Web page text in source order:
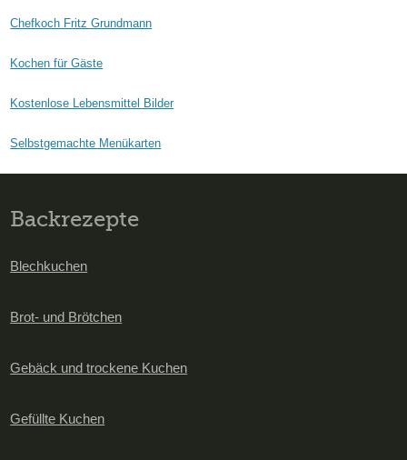
Chefkoch Fritz Grundmann
Kochen für Gäste
Kostenlose Lebensmittel Bilder
Selbstgemachte Menükarten
Backrezepte
Blechkuchen
Brot- und Brötchen
Gebäck und trockene Kuchen
Gefüllte Kuchen